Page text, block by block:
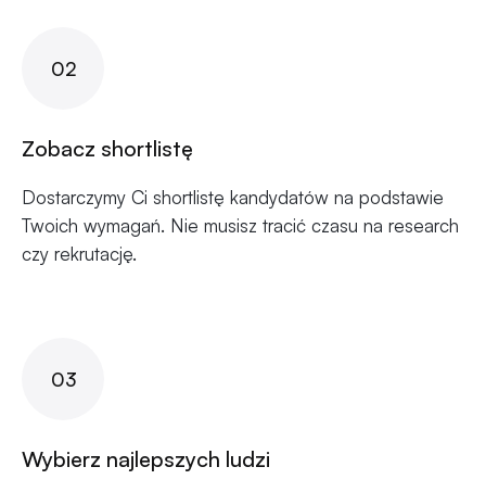
02
Zobacz shortlistę
Dostarczymy Ci shortlistę kandydatów na podstawie
Twoich wymagań. Nie musisz tracić czasu na research
czy rekrutację.
03
Wybierz najlepszych ludzi